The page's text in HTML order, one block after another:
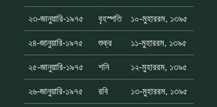
২৩-জানুয়ারি-১৯৭৫ বৃহস্পতি ১০-মুহাররম, ১৩৯৫
২৪-জানুয়ারি-১৯৭৫ শুক্র ১১-মুহাররম, ১৩৯৫
২৫-জানুয়ারি-১৯৭৫ শনি ১২-মুহাররম, ১৩৯৫
২৬-জানুয়ারি-১৯৭৫ রবি ১৩-মুহাররম, ১৩৯৫